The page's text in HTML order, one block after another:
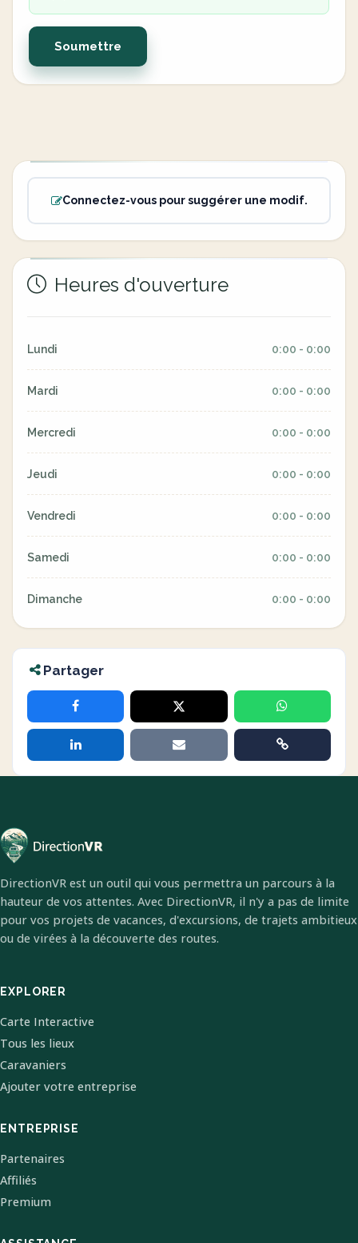
Soumettre
Connectez-vous pour suggérer une modif.
Heures d'ouverture
Lundi 0:00 - 0:00
Mardi 0:00 - 0:00
Mercredi 0:00 - 0:00
Jeudi 0:00 - 0:00
Vendredi 0:00 - 0:00
Samedi 0:00 - 0:00
Dimanche 0:00 - 0:00
Partager
DirectionVR est un outil qui vous permettra un parcours à la
hauteur de vos attentes. Avec DirectionVR, il n'y a pas de limite
pour vos projets de vacances, d'excursions, de trajets ambitieux
ou de virées à la découverte des routes.
EXPLORER
Carte Interactive
Tous les lieux
Caravaniers
Ajouter votre entreprise
ENTREPRISE
Partenaires
Affiliés
Premium